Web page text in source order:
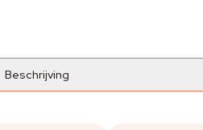
Beschrijving